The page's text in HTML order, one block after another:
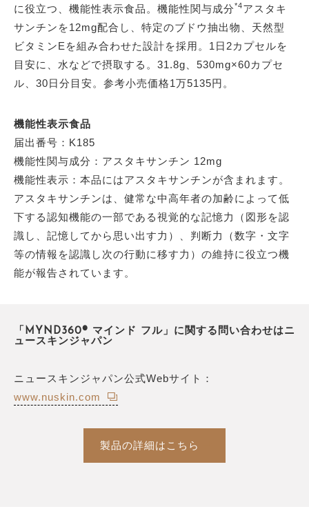
に役立つ、機能性表示食品。機能性関与成分*4アスタキ
サンチンを12mg配合し、特定のブドウ抽出物、天然型
ビタミンEを組み合わせた設計を採用。1日2カプセルを
目安に、水などで摂取する。31.8g、530mg×60カプセ
ル、30日分目安。参考小売価格1万5135円。
機能性表示食品
届出番号：K185
機能性関与成分：アスタキサンチン 12mg
機能性表示：本品にはアスタキサンチンが含まれます。
アスタキサンチンは、健常な中高年者の加齢によって低
下する認知機能の一部である視覚的な記憶力（図形を認
識し、記憶してから思い出す力）、判断力（数字・文字
等の情報を認識し次の行動に移す力）の維持に役立つ機
能が報告されています。
「MYND360® マインド フル」に関する問い合わせはニ
ュースキンジャパン
ニュースキンジャパン公式Webサイト：
www.nuskin.com
製品の詳細はこちら